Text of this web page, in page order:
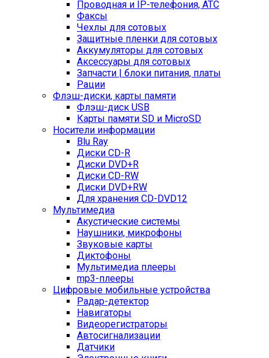
Проводная и IP-телефония, АТС
Факсы
Чехлы для сотовых
Защитные пленки для сотовых
Аккумуляторы для сотовых
Аксессуары для сотовых
Запчасти | блоки питания, платы
Рации
Флэш-диски, карты памяти
Флэш-диск USB
Карты памяти SD и MicroSD
Носители информации
Blu Ray
Диски CD-R
Диски DVD+R
Диски CD-RW
Диски DVD+RW
Для хранения CD-DVD12
Мультимедиа
Акустические системы
Наушники, микрофоны
Звуковые карты
Диктофоны
Мультимедиа плееры
mp3-плееры
Цифровые мобильные устройства
Радар-детектор
Навигаторы
Видеорегистраторы
Автосигнализации
Датчики